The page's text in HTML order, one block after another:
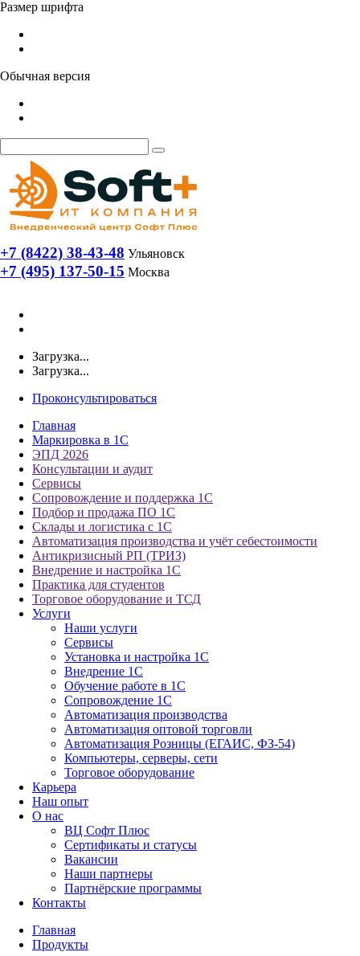
Размер шрифта
Обычная версия
+7 (8422) 38-43-48 Ульяновск
+7 (495) 137-50-15 Москва
Загрузка...
Загрузка...
Проконсультироваться
Главная
Маркировка в 1С
ЭПД 2026
Консультации и аудит
Сервисы
Сопровождение и поддержка 1С
Подбор и продажа ПО 1С
Склады и логистика с 1С
Автоматизация производства и учёт себестоимости
Антикризисный РП (ТРИЗ)
Внедрение и настройка 1С
Практика для студентов
Торговое оборудование и ТСД
Услуги
Наши услуги
Сервисы
Установка и настройка 1С
Внедрение 1С
Обучение работе в 1С
Сопровождение 1С
Автоматизация производства
Автоматизация оптовой торговли
Автоматизация Розницы (ЕГАИС, ФЗ-54)
Компьютеры, серверы, сети
Торговое оборудование
Карьера
Наш опыт
О нас
ВЦ Софт Плюс
Сертификаты и статусы
Вакансии
Наши партнеры
Партнёрские программы
Контакты
Главная
Продукты